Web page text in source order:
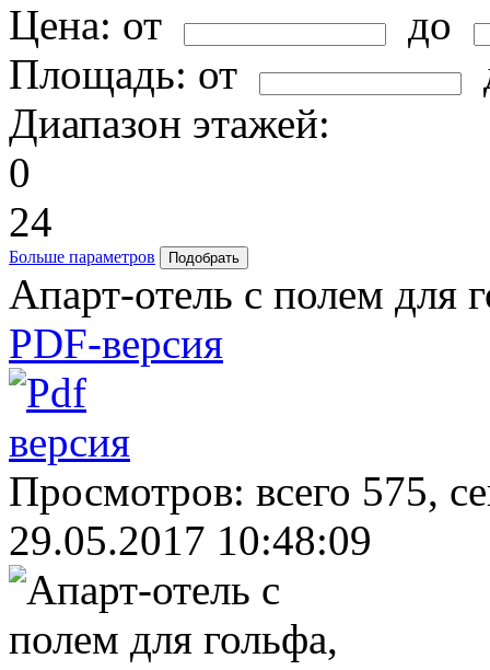
Цена: от
до
Площадь: от
Диапазон этажей:
0
24
Больше параметров
Апарт-отель с полем для
PDF-версия
Просмотров: всего 575,
29.05.2017 10:48:09